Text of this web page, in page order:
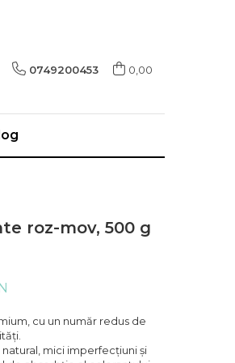
0749200453 0,00
roz-mov, 500 g
cu un număr redus de
mici imperfecțiuni și